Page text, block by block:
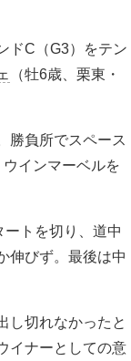
ドC（G3）をテン
（牡6歳、栗東・
勝負所でスペース
インマーベルを
トを切り、道中
伸びず。最後は中
し切れなかったと
イナーとしての意